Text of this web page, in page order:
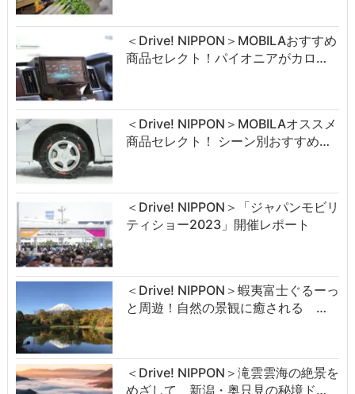
＜Drive! NIPPON＞MOBILAおすすめ
商品セレクト！パイオニアがカロ…
＜Drive! NIPPON＞MOBILAオススメ
商品セレクト！ シーン別おすすめ…
＜Drive! NIPPON＞「ジャパンモビリ
ティショー2023」開催レポート
＜Drive! NIPPON＞蝦夷富士ぐるーっ
と周遊！自然の景観に癒される …
＜Drive! NIPPON＞滝雲雲海の絶景を
めざして 新潟・奥只見の秘境ド…